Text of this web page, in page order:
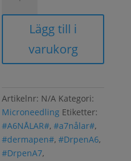
Dr
Lägg till i
varukorg
Artikelnr: N/A Kategori:
Microneedling Etiketter:
#A6NÅLAR#,#a7nålar#,
#dermapen#,#DrpenA6,
#DrpenA7,